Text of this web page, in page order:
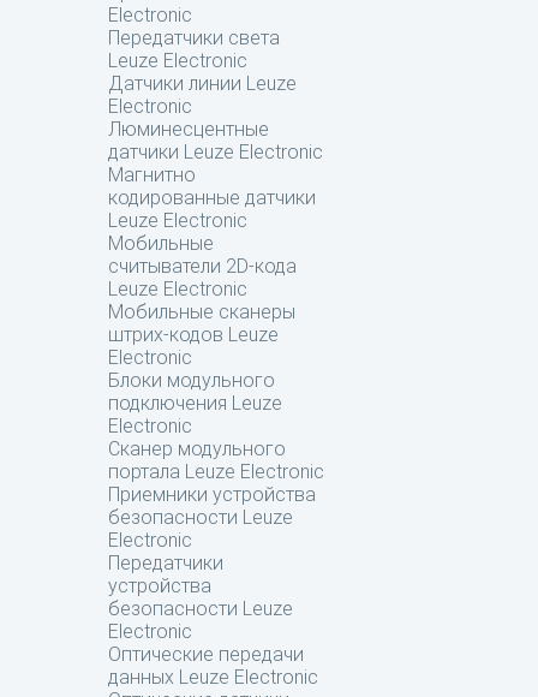
Electronic
Передатчики света
Leuze Electronic
Датчики линии Leuze
Electronic
Люминесцентные
датчики Leuze Electronic
Магнитно
кодированные датчики
Leuze Electronic
Мобильные
считыватели 2D-кода
Leuze Electronic
Мобильные сканеры
штрих-кодов Leuze
Electronic
Блоки модульного
подключения Leuze
Electronic
Сканер модульного
портала Leuze Electronic
Приемники устройства
безопасности Leuze
Electronic
Передатчики
устройства
безопасности Leuze
Electronic
Оптические передачи
данных Leuze Electronic